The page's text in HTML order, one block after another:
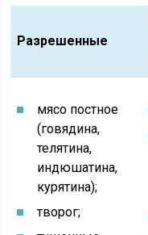
Разрешенные
мясо постное
(говядина,
телятина,
индюшатина,
курятина);
творог;